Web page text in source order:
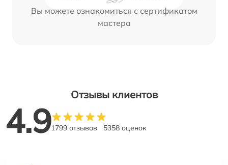
Вы можете ознакомиться с сертификатом
мастера
Отзывы клиентов
4.91799 отзывов 5358 оценок